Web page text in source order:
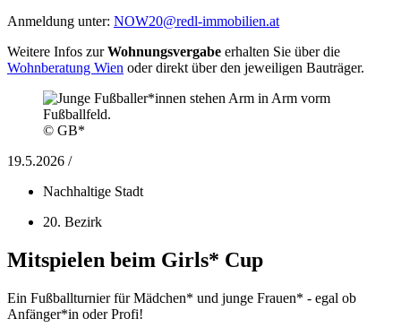
Anmeldung unter: NOW20@redl-immobilien.at
Weitere Infos zurWohnungsvergabe erhalten Sie über die
Wohnberatung Wien oder direkt über den jeweiligen Bauträger.
© GB*
19.5.2026 /
Nachhaltige Stadt
20. Bezirk
Mitspielen beim Girls* Cup
Ein Fußballturnier für Mädchen* und junge Frauen* - egal ob
Anfänger*in oder Profi!